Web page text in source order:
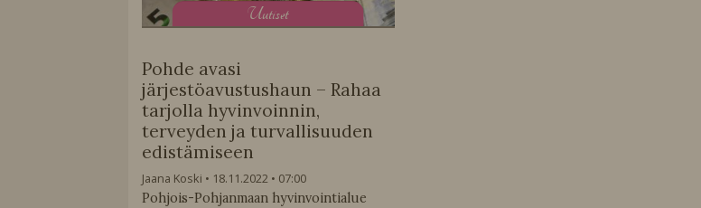
Uutiset
Pohde avasi
järjestöavustushaun – Rahaa
tarjolla hyvinvoinnin,
terveyden ja turvallisuuden
edistämiseen
Jaana Koski 18.11.2022
07:00
Pohjois-Pohjanmaan hyvinvointialue